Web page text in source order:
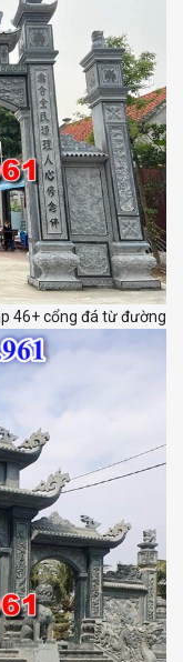
46+ cổng đá từ đường